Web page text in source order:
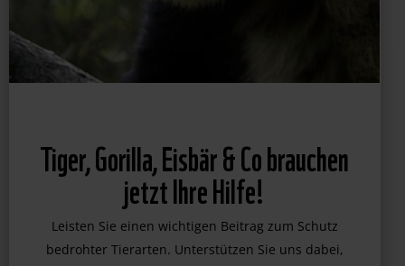
Tiger, Gorilla, Eisbär & Co brauchen
jetzt Ihre Hilfe!
Leisten Sie einen wichtigen Beitrag zum Schutz